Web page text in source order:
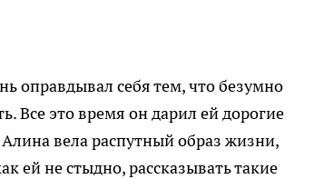
оправдывал себя тем, что безумно
Все это время он дарил ей дорогие
вела распутный образ жизни,
ей не стыдно, рассказывать такие